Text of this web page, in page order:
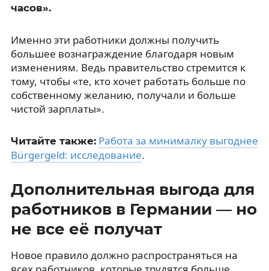
часов».
Именно эти работники должны получить
большее вознаграждение благодаря новым
изменениям. Ведь правительство стремится к
тому, чтобы «те, кто хочет работать больше по
собственному желанию, получали и больше
чистой зарплаты».
Читайте также: Работа за минималку выгоднее
Bürgergeld: исследование.
Дополнительная выгода для
работников в Германии — но
не все её получат
Новое правило должно распространяться на